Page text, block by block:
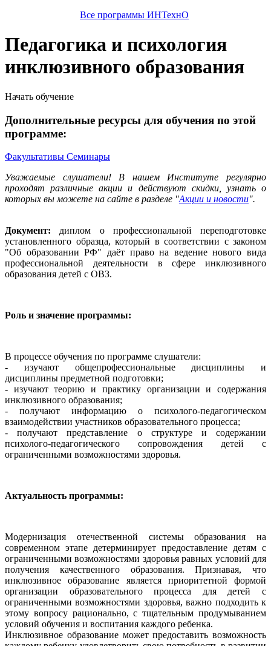
Все программы ИНТехнО
Педагогика и психология
инклюзивного образования
Начать обучение
Дополнительные ресурсы для обучения по этой
программе:
Факультативы Семинары
Уважаемые слушатели! В нашем Институте регулярно
проходят различные акции и действуют скидки, узнать о
которых вы можете на сайте в разделе "Акции и новости".
Документ: диплом о профессиональной переподготовке
установленного образца, который в соответствии с законом
"Об образовании РФ" даёт право на ведение нового вида
профессиональной деятельности в сфере инклюзивного
образования детей с ОВЗ.
Роль и значение программы:
В процессе обучения по программе слушатели:
- изучают общепрофессиональные дисциплины и
дисциплины предметной подготовки;
- изучают теорию и практику организации и содержания
инклюзивного образования;
- получают информацию о психолого-педагогическом
взаимодействии участников образовательного процесса;
- получают представление о структуре и содержании
психолого-педагогического сопровождения детей с
ограниченными возможностями здоровья.
Актуальность программы:
Модернизация отечественной системы образования на
современном этапе детерминирует предоставление детям с
ограниченными возможностями здоровья равных условий для
получения качественного образования. Признавая, что
инклюзивное образование является приоритетной формой
организации образовательного процесса для детей с
ограниченными возможностями здоровья, важно подходить к
этому вопросу рационально, с тщательным продумыванием
условий обучения и воспитания каждого ребенка.
Инклюзивное образование может предоставить возможность